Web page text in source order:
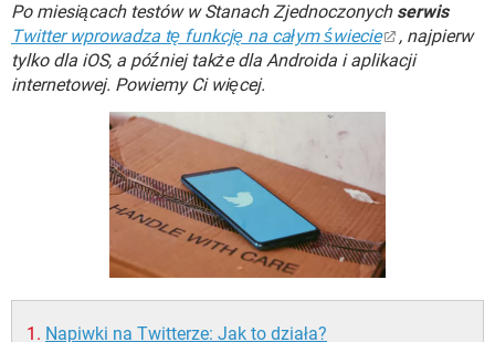
WINDOWS 10
SPOTIFY NETFLIX
INSTAGRAM FACEBOOK
WINDOWS 10
GRY WHATSAPP
SPOTIFY
FACEBOOK
Po miesiącach testów w Stanach Zjednoczonych serwis
Twitter wprowadza tę funkcję na całym świecie
, najpierw
tylko dla iOS, a później także dla Androida i aplikacji
internetowej. Powiemy Ci więcej.
Napiwki na Twitterze: Jak to działa?